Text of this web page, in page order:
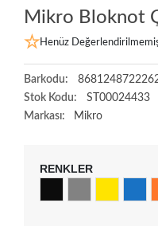
Mikro Bloknot
Henüz
Barkodu:
Stok Kodu:
ST00024433
Markası:
Mikro
RENKLER